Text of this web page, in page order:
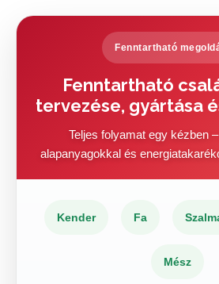
Fenntartható
Fenntartható
tervezése, gyártása
Teljes folyamat egy kézben
alapanyagokkal és
Kender Fa
Mész